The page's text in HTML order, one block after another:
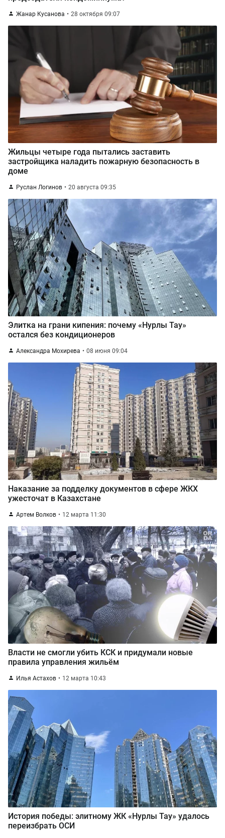
Жанар Кусанова 28 октября 09:07
Жильцы четыре года пытались заставить
застройщика наладить пожарную безопасность в
доме
Руслан Логинов 20 августа 09:35
Элитка на грани кипения: почему «Нурлы Тау»
остался без кондиционеров
Александра Мохирева 08 июня 09:04
Наказание за подделку документов в сфере ЖКХ
ужесточат в Казахстане
Артем Волков 12 марта 11:30
Власти не смогли убить КСК и придумали новые
правила управления жильём
Илья Астахов 12 марта 10:43
История победы: элитному ЖК «Нурлы Тау» удалось
переизбрать ОСИ